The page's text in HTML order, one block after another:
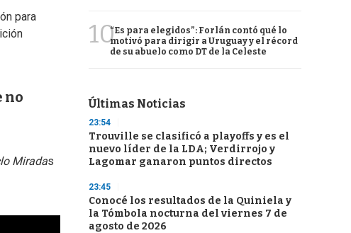
para
no
Miradas
10“Es para elegidos”: Forlán contó qué lo
motivó para dirigir a Uruguay y el récord
de su abuelo como DT de la Celeste
Últimas Noticias
23:54
Trouville se clasificó a playoffs y es el
nuevo líder de la LDA; Verdirrojo y
Lagomar ganaron puntos directos
23:45
Conocé los resultados de la Quiniela y
la Tómbola nocturna del viernes 7 de
agosto de 2026